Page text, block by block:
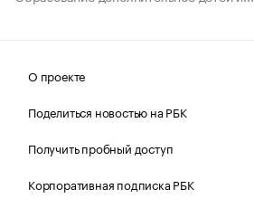
О проекте
Поделиться новостью на РБК
Получить пробный доступ
Корпоративная подписка РБК